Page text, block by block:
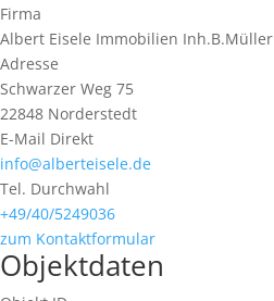
Firma
Albert Eisele Immobilien Inh.B.Müller
Adresse
Schwarzer Weg 75
22848 Norderstedt
E-Mail Direkt
info@alberteisele.de
Tel. Durchwahl
+49/40/5249036
zum Kontaktformular
Objektdaten